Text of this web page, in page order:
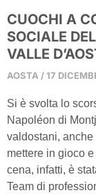
CUOCHI A
SOCIALE
VALLE
AOSTA 17
Si è svolta lo
Napoléon di
valdostani, anche
mettere in gioco
cena, infatti, è
Team di